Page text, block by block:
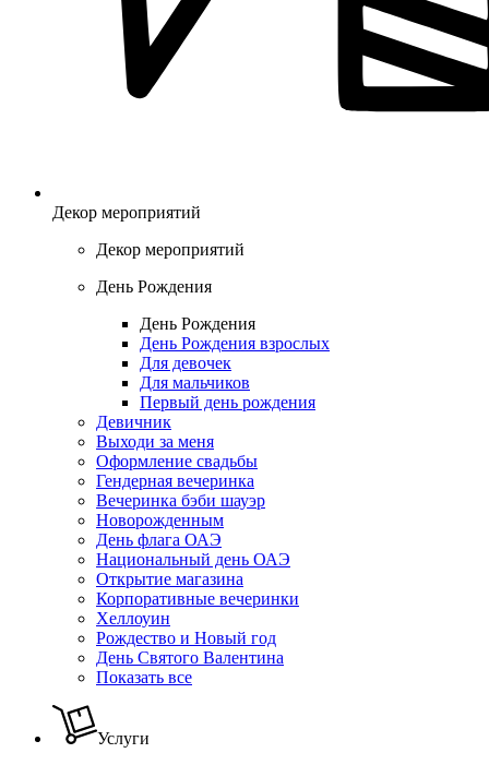
Декор мероприятий
Декор мероприятий
День Рождения
День Рождения
День Рождения взрослых
Для девочек
Для мальчиков
Первый день рождения
Девичник
Выходи за меня
Оформление свадьбы
Гендерная вечеринка
Вечеринка бэби шауэр
Новорожденным
День флага ОАЭ
Национальный день ОАЭ
Открытие магазина
Корпоративные вечеринки
Хеллоуин
Рождество и Новый год
День Святого Валентина
Показать все
Услуги